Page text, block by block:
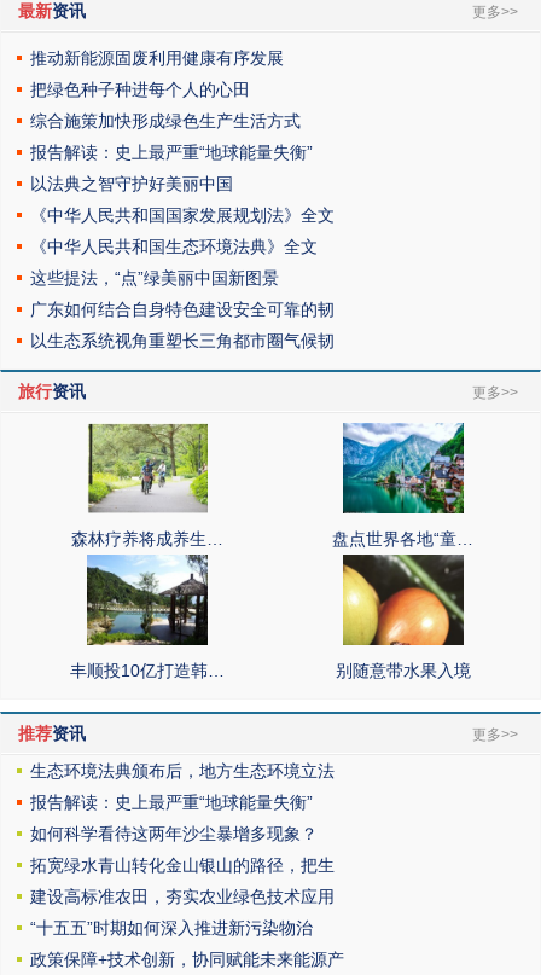
最新资讯 更多>>
推动新能源固废利用健康有序发展
把绿色种子种进每个人的心田
综合施策加快形成绿色生产生活方式
报告解读：史上最严重“地球能量失衡”
以法典之智守护好美丽中国
《中华人民共和国国家发展规划法》全文
《中华人民共和国生态环境法典》全文
这些提法，“点”绿美丽中国新图景
广东如何结合自身特色建设安全可靠的韧
以生态系统视角重塑长三角都市圈气候韧
旅行资讯 更多>>
森林疗养将成养生… 盘点世界各地“童…
丰顺投10亿打造韩… 别随意带水果入境
推荐资讯 更多>>
生态环境法典颁布后，地方生态环境立法
报告解读：史上最严重“地球能量失衡”
如何科学看待这两年沙尘暴增多现象？
拓宽绿水青山转化金山银山的路径，把生
建设高标准农田，夯实农业绿色技术应用
“十五五”时期如何深入推进新污染物治
政策保障+技术创新，协同赋能未来能源产